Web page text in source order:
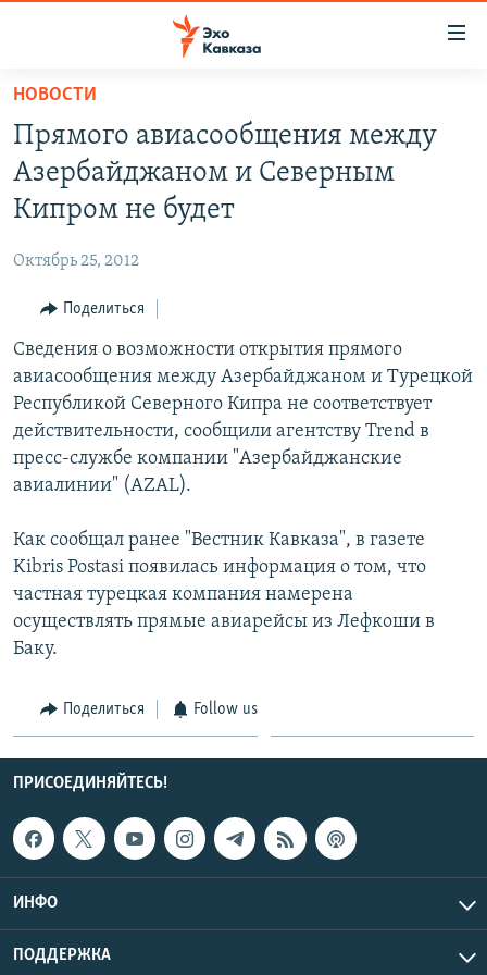
Вернуться
основному
содержанию
Вернутся
главной
навигации
Вернутся
поиску
ТБИЛИСИ
СУХУМИ
ВЕСЬ КАВКАЗ
СЕВЕРНЫЙ КАВКАЗ
АРМЕНИЯ
АЗЕРБАЙДЖАН
ТЕМЫ
ПОЛИТИКА
ЭКОНОМИКА
ОБЩЕСТВО
КУЛЬТУРА
МИР
РУБРИКИ
НЕКРУГЛЫЙ СТОЛ
ГОСТЬ НЕДЕЛИ
ПОЗИЦИЯ
ГОЛОСА
ЧИТАЕМ ПРЕССУ
МУЛЬТИМЕДИА
ВИДЕО
ФОТО
АУДИО
ПОДКАСТЫ
ПРИСОЕДИНЯЙТЕСЬ!
Все сайты РСЕ/РС
НОВОСТИ
Прямого авиасообщения между
Азербайджаном и Северным
Кипром не будет
Октябрь 25, 2012
Поделиться
Сведения о возможности открытия прямого
авиасообщения между Азербайджаном и Турецкой
Республикой Северного Кипра не соответствует
действительности, сообщили агентству Trend в
пресс-cлужбе компании "Азербайджанские
авиалинии" (AZAL).
Как сообщал ранее "Вестник Кавказа", в газете
Kibris Postasi появилась информация о том, что
частная турецкая компания намерена
осуществлять прямые авиарейсы из Лефкоши в
Баку.
Поделиться Follow us
ПРИСОЕДИНЯЙТЕСЬ!
ИНФО
ПОДДЕРЖКА